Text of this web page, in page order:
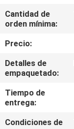
FÁBRICA
CONTROL
DE
CALIDAD
CONTACTA
Cantidad de
orden mínima:
Precio:
Detalles de
empaquetado:
Tiempo de
entrega:
Condiciones de